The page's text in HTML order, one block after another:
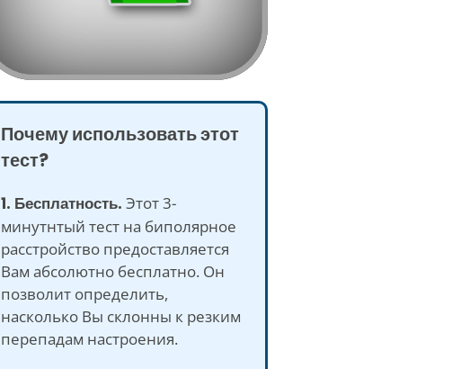
Почему использовать этот
тест?
1. Бесплатность. Этот 3-
минутнтый тест на биполярное
расстройство предоставляется
Вам абсолютно бесплатно. Он
позволит определить,
насколько Вы склонны к резким
перепадам настроения.